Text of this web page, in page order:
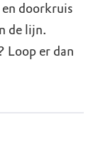
doorkruis
de lijn.
Loop er dan